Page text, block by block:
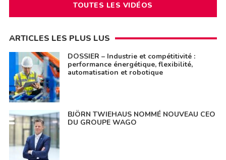
TOUTES LES VIDÉOS
ARTICLES LES PLUS LUS
DOSSIER – Industrie et compétitivité :
performance énergétique, flexibilité,
automatisation et robotique
BJÖRN TWIEHAUS NOMMÉ NOUVEAU CEO
DU GROUPE WAGO